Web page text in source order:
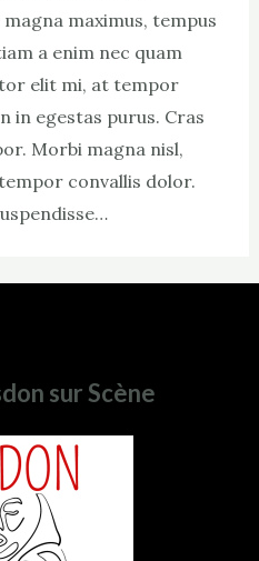
maximus, tempus
a enim nec quam
elit mi, at tempor
in egestas purus. Cras
Morbi magna nisl,
convallis dolor.
sur Scène